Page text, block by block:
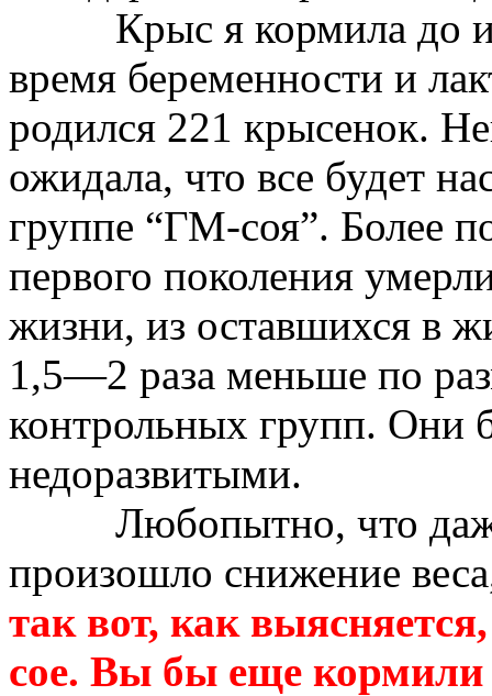
Крыс я кормила до
время беременности и
родился 221 крысенок.
ожидала, что все будет
группе “ГМ-соя”. Более
первого поколения
жизни, из оставшихся в
1,5—2 раза меньше по
контрольных групп. Они
недоразвитыми.
Любопытно, что
произошло снижение
так вот, как
сое. Вы бы еще кормили